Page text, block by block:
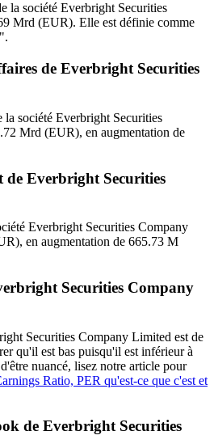
la société Everbright Securities
Mrd (EUR). Elle est définie comme
de Everbright Securities
société Everbright Securities
Mrd (EUR), en augmentation de
de Everbright Securities
Everbright Securities Company
en augmentation de 665.73 M
Securities Company
Securities Company Limited est de
qu'il est bas puisqu'il est inférieur à
nuancé, lisez notre article pour
Ratio, PER qu'est-ce que c'est et
de Everbright Securities